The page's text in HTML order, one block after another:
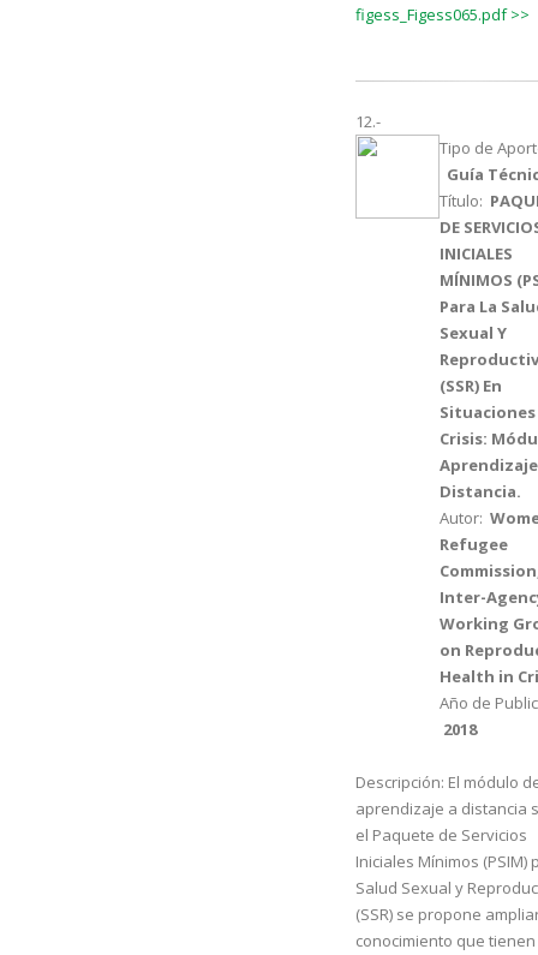
figess_Figess065.pdf >>
12.-
Tipo de
Guía
Título:
DE
INICIALES
MÍNIMOS
Para La
Sexual Y
(SSR) En
Situaciones
Crisis:
Distancia.
Autor:
Refugee
Inter-
Working
on
Health in
Año de
2018
Descripción: El módulo
aprendizaje a distancia
el Paquete de Servicios
Iniciales Mínimos (PSIM)
Salud Sexual y
(SSR) se propone
conocimiento que